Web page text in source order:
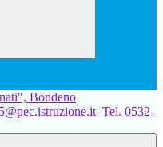
Tel. 0532-